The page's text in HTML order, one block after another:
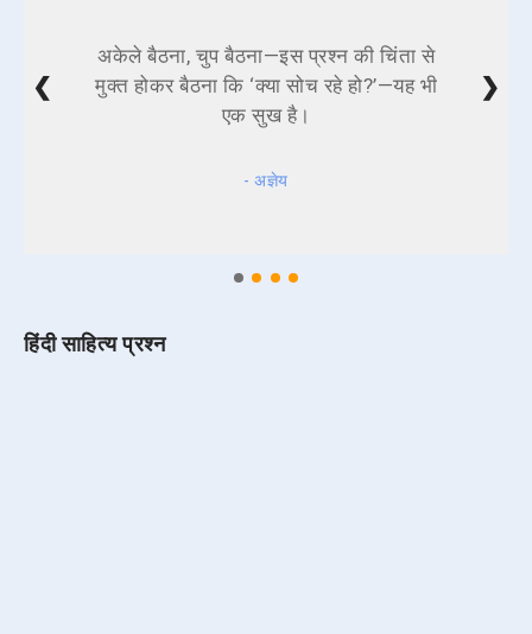
अकेले बैठना, चुप बैठना—इस प्रश्न की चिंता से
मुक्त होकर बैठना कि ‘क्या सोच रहे हो?’—यह भी
एक सुख है।
- अज्ञेय
❮ ❯
हिंदी साहित्य प्रश्न